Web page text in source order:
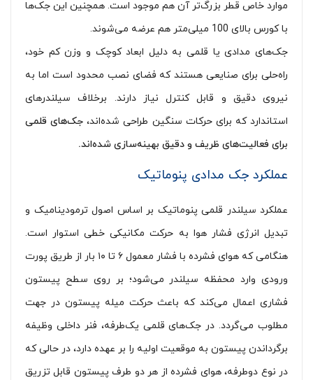
موارد خاص قطر بزرگ‌تر آن هم موجود است. همچنین این جک‌ها
با کورس بالای 100 میلی‌متر هم عرضه می‌شوند.
جک‌های مدادی یا قلمی به دلیل ابعاد کوچک و وزن کم خود،
راه‌حلی برای صنایعی هستند که فضای نصب محدود است اما به
نیروی دقیق و قابل کنترل نیاز دارند. برخلاف سیلندرهای
استاندارد که برای حرکات سنگین طراحی شده‌اند، جک‌های قلمی
برای فعالیت‌های ظریف و دقیق بهینه‌سازی شده‌اند.
عملکرد جک مدادی پنوماتیک
عملکرد سیلندر قلمی پنوماتیک بر اساس اصول ترمودینامیک و
تبدیل انرژی فشار هوا به حرکت مکانیکی خطی استوار است.
هنگامی که هوای فشرده با فشار معمول ۶ تا ۱۰ بار از طریق پورت
ورودی وارد محفظه سیلندر می‌شود؛ بر روی سطح پیستون
فشاری اعمال می‌کند که باعث حرکت میله پیستون در جهت
مطلوب می‌گردد. در جک‌های قلمی یک‌طرفه، فنر داخلی وظیفه
برگرداندن پیستون به موقعیت اولیه را بر عهده دارد، در حالی که
در نوع دوطرفه، هوای فشرده از هر دو طرف پیستون قابل تزریق